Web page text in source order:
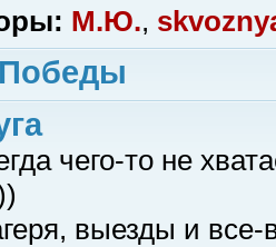
М.Ю.,
чего-то не
выезды и все-